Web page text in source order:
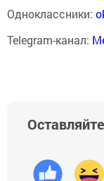
Одноклассники:
Telegram-канал: